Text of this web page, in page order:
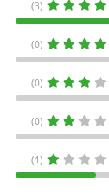
(3)
(0)
(0)
(0)
(1)